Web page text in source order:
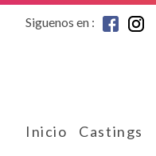
Siguenos en :
Inicio Castings